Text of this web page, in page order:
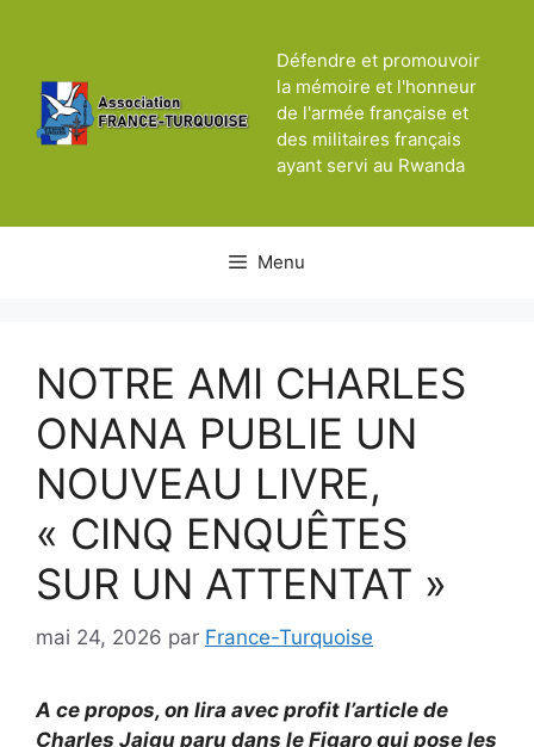
Défendre et promouvoir
la mémoire et l'honneur
de l'armée française et
des militaires français
ayant servi au Rwanda
Menu
NOTRE AMI CHARLES
ONANA PUBLIE UN
NOUVEAU LIVRE,
« CINQ ENQUÊTES
SUR UN ATTENTAT »
mai 24, 2026 par France-Turquoise
A ce propos, on lira avec profit l’article de
Charles Jaigu paru dans le Figaro qui pose les